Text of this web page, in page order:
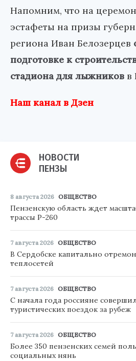
Напомним, что на
эстафеты на призы
региона Иван Белозерцев
подготовке к
стадиона для лыжников в
Наш канал в Дзен
НОВОСТИ
ПЕНЗЫ
8 августа 2026 ОБЩЕСТВО
Пензенскую область ждет
трассы Р-260
7 августа 2026 ОБЩЕСТВО
В Сердобске капитально
теплосетей
7 августа 2026 ОБЩЕСТВО
С начала года россияне
туристических поездок за рубеж
7 августа 2026 ОБЩЕСТВО
Более 350 пензенских семей
социальных нянь